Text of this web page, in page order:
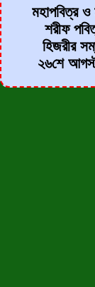
মহাপবিত্র ও
শরীফ
হিজরীর
২৬শে